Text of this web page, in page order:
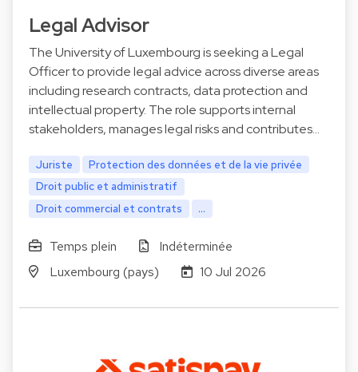
Legal Advisor
The University of Luxembourg is seeking a Legal
Officer to provide legal advice across diverse areas
including research contracts, data protection and
intellectual property. The role supports internal
stakeholders, manages legal risks and contributes…
Juriste
Protection des données et de la vie privée
Droit public et administratif
Droit commercial et contrats
...
Temps plein
Indéterminée
Luxembourg (pays)
10 Jul 2026